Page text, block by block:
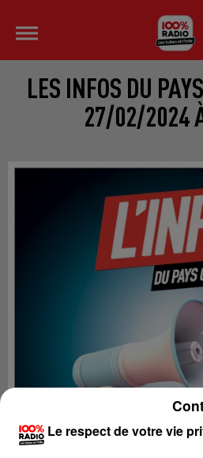
LES INFOS DU
27/02/2024
Le respect de votre vie